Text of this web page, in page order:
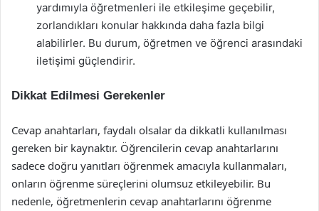
yardımıyla öğretmenleri ile etkileşime geçebilir,
zorlandıkları konular hakkında daha fazla bilgi
alabilirler. Bu durum, öğretmen ve öğrenci arasındaki
iletişimi güçlendirir.
Dikkat Edilmesi Gerekenler
Cevap anahtarları, faydalı olsalar da dikkatli kullanılması
gereken bir kaynaktır. Öğrencilerin cevap anahtarlarını
sadece doğru yanıtları öğrenmek amacıyla kullanmaları,
onların öğrenme süreçlerini olumsuz etkileyebilir. Bu
nedenle, öğretmenlerin cevap anahtarlarını öğrenme